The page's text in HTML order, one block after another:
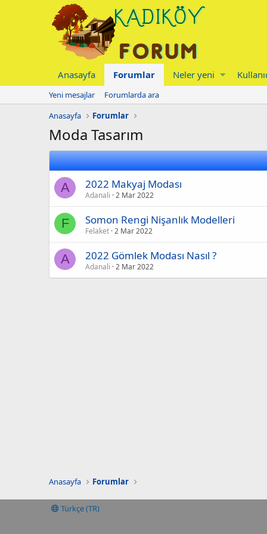
Anasayfa Forumlar Neler yeni
Yeni mesajlar
Forumlarda ara
Anasayfa
Forumlar
Moda Tasarım
A 2022 Makyaj Modası
Adanali 2 Mar 2022
F Somon Rengi Nişanlık Modelleri
Felaket 2 Mar 2022
A 2022 Gömlek Modası Nasıl ?
Adanali 2 Mar 2022
Anasayfa Forumlar
Türkçe (TR)